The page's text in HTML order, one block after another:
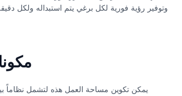
وتوفير رؤية فورية لكل برغي يتم استبداله ولكل
يمكن تكوين مساحة العمل هذه لتشمل نظاماً